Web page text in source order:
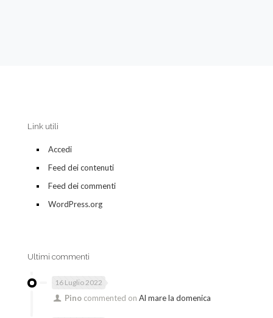
Link utili
Accedi
Feed dei contenuti
Feed dei commenti
WordPress.org
Ultimi commenti
16 Luglio 2022
Pino commented onAl mare la domenica